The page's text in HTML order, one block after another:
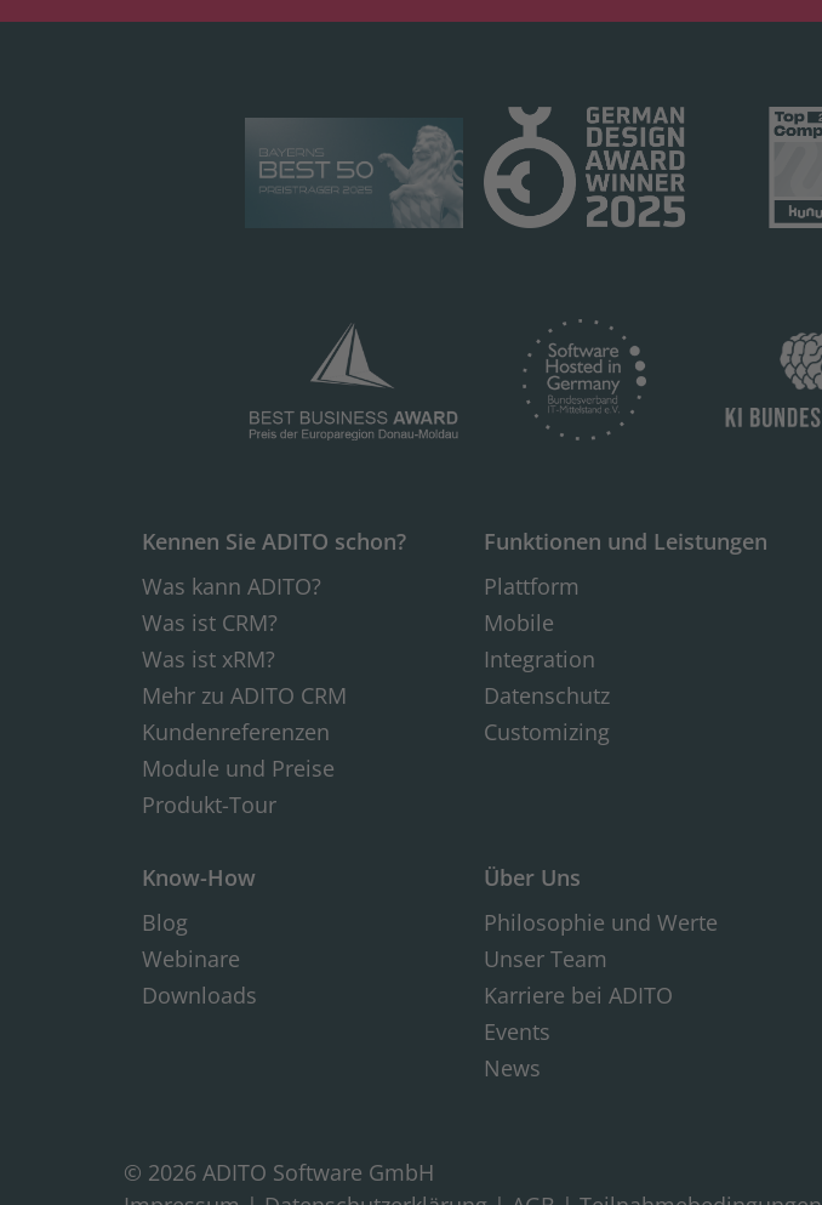
Kennen Sie ADITO schon?
Was kann ADITO?
Was ist CRM?
Was ist xRM?
Mehr zu ADITO CRM
Kundenreferenzen
Module und Preise
Produkt-Tour
Funktionen und Leistungen
Plattform
Mobile
Integration
Datenschutz
Customizing
Know-How
Blog
Webinare
Downloads
Über Uns
Philosophie und Werte
Unser Team
Karriere bei ADITO
Events
News
© 2026 ADITO Software GmbH